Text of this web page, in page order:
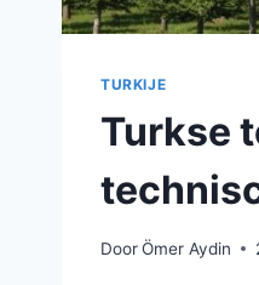
TURKIJE
Turkse
DoorÖmer Aydin